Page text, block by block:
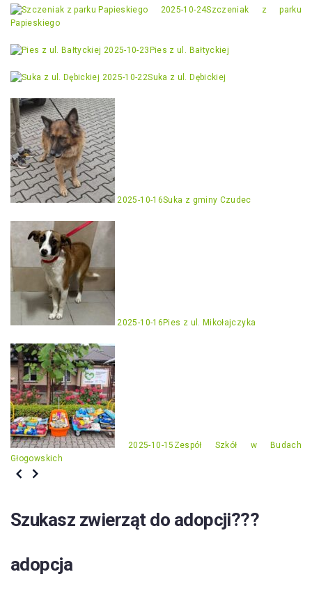
2025-10-24Szczeniak z parku
Papieskiego
2025-10-23 Pies z ul. Bałtyckiej
2025-10-22Suka z ul. Dębickiej
2025-10-16Suka z gminy Czudec
2025-10-16 Pies z ul. Mikołajczyka
2025-10-15 Zespół Szkół w Budach
Głogowskich
Szukasz zwierząt do adopcji???
adopcja